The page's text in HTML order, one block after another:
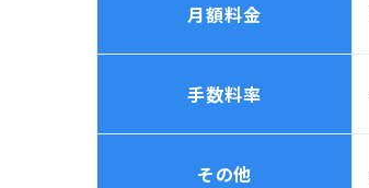
月額料金
手数料率
その他